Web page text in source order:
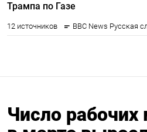
Число